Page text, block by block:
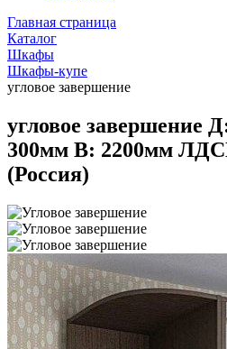
Главная страница
Каталог
Шкафы
Шкафы-купе
угловое завершение
угловое завершение
300мм В: 2200мм
(Россия)